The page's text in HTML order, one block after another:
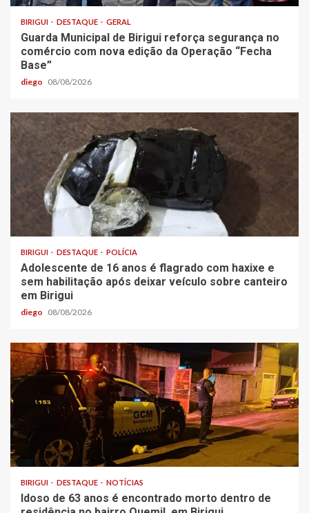
BIRIGUI DESTAQUE GERAL
Guarda Municipal de Birigui reforça segurança no
comércio com nova edição da Operação “Fecha
Base”
diego 08/08/2026
BIRIGUI DESTAQUE POLÍCIA
Adolescente de 16 anos é flagrado com haxixe e
sem habilitação após deixar veículo sobre canteiro
em Birigui
diego 08/08/2026
BIRIGUI DESTAQUE NOTÍCIAS
Idoso de 63 anos é encontrado morto dentro de